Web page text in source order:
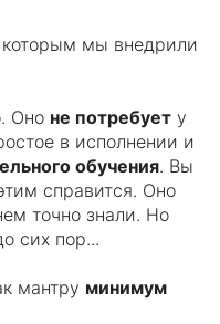
которым мы внедрили
Оно не потребует у
в исполнении и
обучения. Вы
справится. Оно
точно знали. Но
сих пор...
мантру минимум